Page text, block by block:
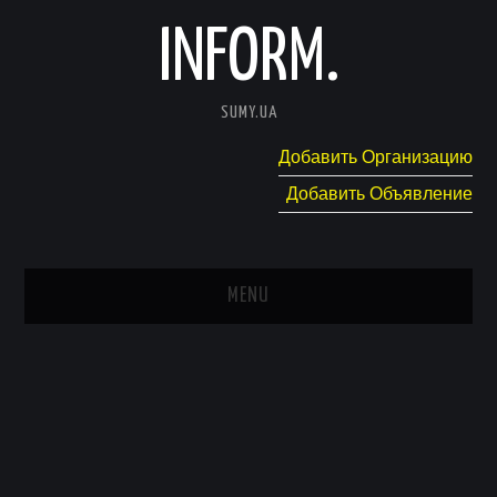
INFORM.
SUMY.UA
Добавить Организацию
Добавить Объявление
MENU